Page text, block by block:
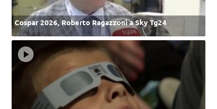
Cospar 2026, Roberto Ragazzoni a Sky Tg24